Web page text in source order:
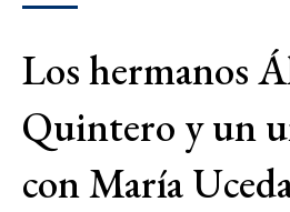
Los hermanos
Quintero y un
con María